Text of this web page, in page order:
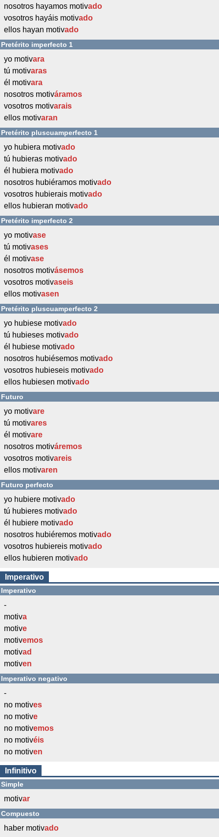
nosotros hayamos motivado
vosotros hayáis motivado
ellos hayan motivado
Pretérito imperfecto 1
yo motivara
tú motivaras
él motivara
nosotros motiváramos
vosotros motivarais
ellos motivaran
Pretérito pluscuamperfecto 1
yo hubiera motivado
tú hubieras motivado
él hubiera motivado
nosotros hubiéramos motivado
vosotros hubierais motivado
ellos hubieran motivado
Pretérito imperfecto 2
yo motivase
tú motivases
él motivase
nosotros motivásemos
vosotros motivaseis
ellos motivasen
Pretérito pluscuamperfecto 2
yo hubiese motivado
tú hubieses motivado
él hubiese motivado
nosotros hubiésemos motivado
vosotros hubieseis motivado
ellos hubiesen motivado
Futuro
yo motivare
tú motivares
él motivare
nosotros motiváremos
vosotros motivareis
ellos motivaren
Futuro perfecto
yo hubiere motivado
tú hubieres motivado
él hubiere motivado
nosotros hubiéremos motivado
vosotros hubiereis motivado
ellos hubieren motivado
Imperativo
Imperativo
-
motiva
motive
motivemos
motivad
motiven
Imperativo negativo
-
no motives
no motive
no motivemos
no motivéis
no motiven
Infinitivo
Simple
motivar
Compuesto
haber motivado